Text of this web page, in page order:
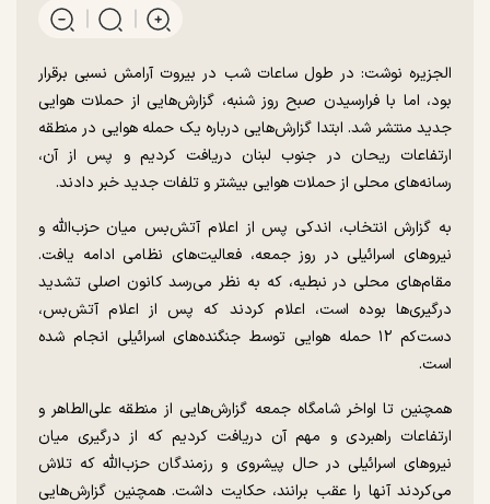
الجزیره نوشت: در طول ساعات شب در بیروت آرامش نسبی برقرار
بود، اما با فرارسیدن صبح روز شنبه، گزارش‌هایی از حملات هوایی
جدید منتشر شد. ابتدا گزارش‌هایی درباره یک حمله هوایی در منطقه
ارتفاعات ریحان در جنوب لبنان دریافت کردیم و پس از آن،
رسانه‌های محلی از حملات هوایی بیشتر و تلفات جدید خبر دادند.
به گزارش انتخاب، اندکی پس از اعلام آتش‌بس میان حزب‌الله و
نیرو‌های اسرائیلی در روز جمعه، فعالیت‌های نظامی ادامه یافت.
مقام‌های محلی در نبطیه، که به نظر می‌رسد کانون اصلی تشدید
درگیری‌ها بوده است، اعلام کردند که پس از اعلام آتش‌بس،
دست‌کم ۱۲ حمله هوایی توسط جنگنده‌های اسرائیلی انجام شده
است.
همچنین تا اواخر شامگاه جمعه گزارش‌هایی از منطقه علی‌الطاهر و
ارتفاعات راهبردی و مهم آن دریافت کردیم که از درگیری میان
نیرو‌های اسرائیلی در حال پیشروی و رزمندگان حزب‌الله که تلاش
می‌کردند آنها را عقب برانند، حکایت داشت. همچنین گزارش‌هایی